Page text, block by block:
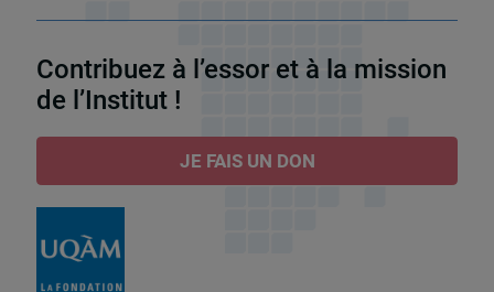
Contribuez à l’essor et à la mission
de l’Institut !
JE FAIS UN DON